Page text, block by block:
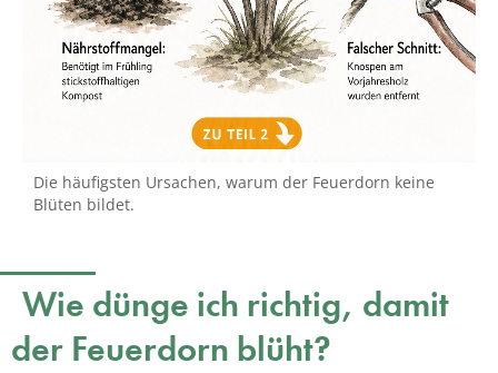
Die häufigsten Ursachen, warum der Feuerdorn keine
Blüten bildet.
Wie dünge ich richtig, damit
der Feuerdorn blüht?